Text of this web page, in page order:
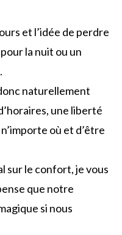
et l’idée de perdre
la nuit ou un
naturellement
une liberté
où et d’être
sur le confort, je vous
que notre
si nous